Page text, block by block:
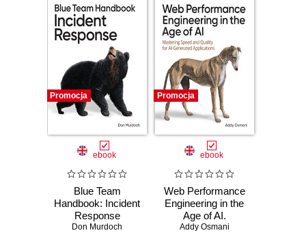
Promocja
ebook
Blue Team
Handbook: Incident
Response
Don Murdoch
Promocja
ebook
Web Performance
Engineering in the
Age of AI.
Mastering Speed
Addy Osmani